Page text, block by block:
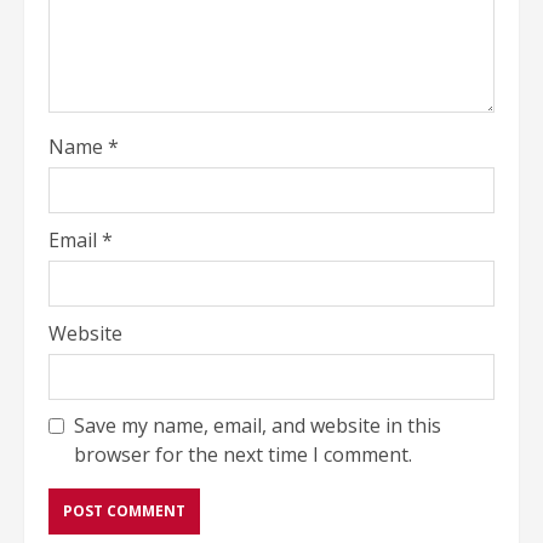
Name *
Email *
Website
Save my name, email, and website in this
browser for the next time I comment.